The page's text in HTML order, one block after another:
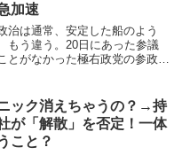
加速
治は通常、安定した船のよう
もう違う。20日にあった参議
とがなかった極右政党の参政党
ック消えちゃうの？→持
が「解散」を否定！一体
こと？